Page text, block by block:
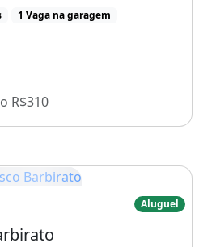
(9 apartamentos por
pastilhas
de Necessidades
1 Vaga na garagem
R$310
Barbirato Aluguel